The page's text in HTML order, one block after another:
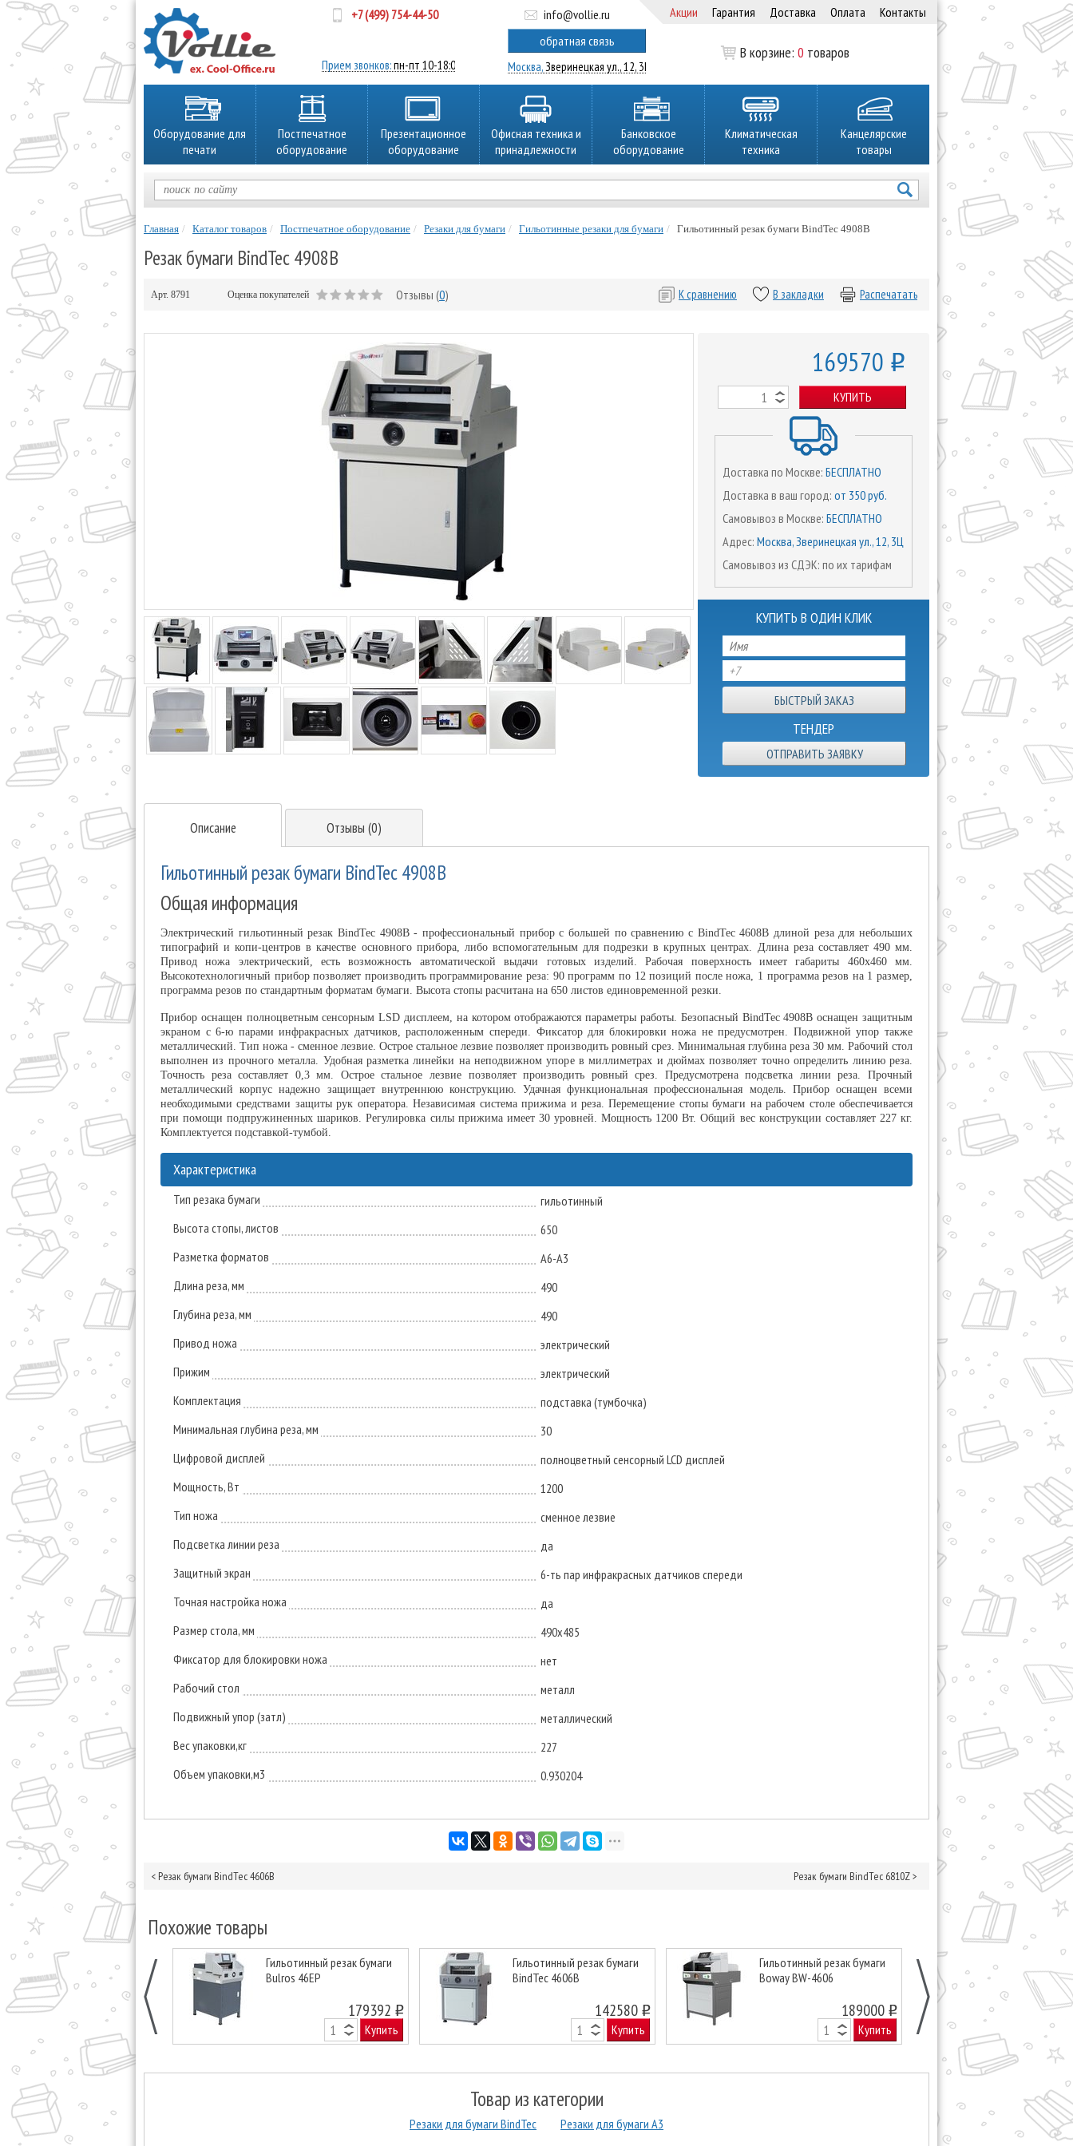
+7 (499) 754-44-50
Прием звонков:пн-пт 10-18:00
info@vollie.ru
обратная связь
Москва,Зверинецкая ул., 12, 3Ц
Акции Гарантия Доставка Оплата Контакты
В корзине:0 товаров
Оборудование для
печати
Постпечатное
оборудование
Презентационное
оборудование
Офисная техника и
принадлежности
Банковское
оборудование
Климатическая
техника
Канцелярские
товары
Главная Каталог товаров Постпечатное оборудование Резаки для бумаги Гильотинные резаки для бумаги Гильотинный резак бумаги BindTec 4908B
Резак бумаги BindTec 4908B
Арт. 8791 Оценка покупателей Отзывы (0) Распечатать
В закладки
К сравнению
169570 o
КУПИТЬ
Доставка по Москве: БЕСПЛАТНО
Доставка в ваш город: от 350 руб.
Самовывоз в Москве: БЕСПЛАТНО
Адрес: Москва, Зверинецкая ул., 12, 3Ц
Самовывоз из СДЭК: по их тарифам
КУПИТЬ В ОДИН КЛИК
ТЕНДЕР
ОТПРАВИТЬ ЗАЯВКУ
Описание Отзывы (0)
Гильотинный резак бумаги BindTec 4908B
Общая информация
Электрический гильотинный резак BindTec 4908B - профессиональный прибор с большей по сравнению с BindTec 4608B длиной реза для небольших
типографий и копи-центров в качестве основного прибора, либо вспомогательным для подрезки в крупных центрах. Длина реза составляет 490 мм.
Привод ножа электрический, есть возможность автоматической выдачи готовых изделий. Рабочая поверхность имеет габариты 460x460 мм.
Высокотехнологичный прибор позволяет производить программирование реза: 90 программ по 12 позиций после ножа, 1 программа резов на 1 размер,
программа резов по стандартным форматам бумаги. Высота стопы расчитана на 650 листов единовременной резки.
Прибор оснащен полноцветным сенсорным LSD дисплеем, на котором отображаются параметры работы. Безопасный BindTec 4908B оснащен защитным
экраном с 6-ю парами инфракрасных датчиков, расположенным спереди. Фиксатор для блокировки ножа не предусмотрен. Подвижной упор также
металлический. Тип ножа - сменное лезвие. Острое стальное лезвие позволяет производить ровный срез. Минимальная глубина реза 30 мм. Рабочий стол
выполнен из прочного металла. Удобная разметка линейки на неподвижном упоре в миллиметрах и дюймах позволяет точно определить линию реза.
Точность реза составляет 0,3 мм. Острое стальное лезвие позволяет производить ровный срез. Предусмотрена подсветка линии реза. Прочный
металлический корпус надежно защищает внутреннюю конструкцию. Удачная функциональная профессиональная модель. Прибор оснащен всеми
необходимыми средствами защиты рук оператора. Независимая система прижима и реза. Перемещение стопы бумаги на рабочем столе обеспечивается
при помощи подпружиненных шариков. Регулировка силы прижима имеет 30 уровней. Мощность 1200 Вт. Общий вес конструкции составляет 227 кг.
Комплектуется подставкой-тумбой.
Характеристика
Тип резака бумаги
гильотинный
Высота стопы, листов
650
Разметка форматов
А6-А3
Длина реза, мм
490
Глубина реза, мм
490
Привод ножа
электрический
Прижим
электрический
Комплектация
подставка (тумбочка)
Минимальная глубина реза, мм
30
Цифровой дисплей
полноцветный сенсорный LCD дисплей
Мощность, Вт
1200
Тип ножа
сменное лезвие
Подсветка линии реза
да
Защитный экран
6-ть пар инфракрасных датчиков спереди
Точная настройка ножа
да
Размер стола, мм
490x485
Фиксатор для блокировки ножа
нет
Рабочий стол
металл
Подвижный упор (затл)
металлический
Вес упаковки,кг
227
Объем упаковки,м3
0.930204
< Резак бумаги BindTec 4606B Резак бумаги BindTec 6810Z>
Похожие товары
Гильотинный резак бумаги
Bulros 46EP
179392 o
Купить
Гильотинный резак бумаги
BindTec 4606B
142580 o
Купить
Гильотинный резак бумаги
Boway BW-4606
189000 o
Купить
Bulros 4606H
Товар из категории
Резаки для бумаги BindTec Резаки для бумаги А3